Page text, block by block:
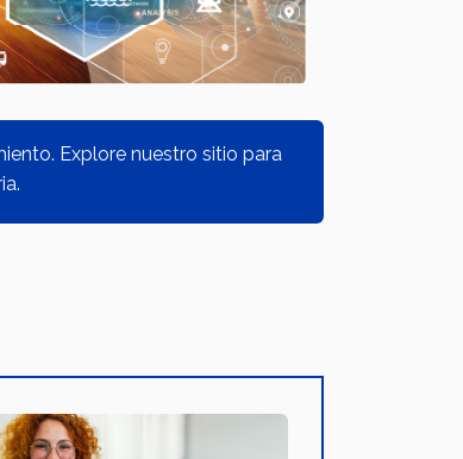
Explore nuestro sitio para